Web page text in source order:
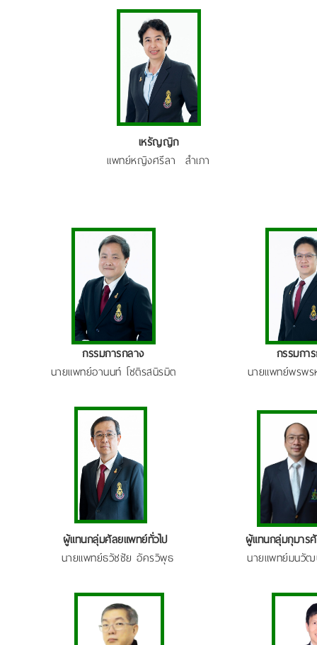
เหรัญญิก
แพทย์หญิงศรีลา สำเภา
กรรมการกลาง
กรรมกา
นายแพทย์อานนท์ โชติรสนิรมิต
นายแพทย์พรพร
ผู้แทนกลุ่มศัลยแพทย์ทั่วไป
ผู้แทนกลุ่มกุมาร
นายแพทย์ธวัชชัย อัครวิพุธ
นายแพทย์มนวั